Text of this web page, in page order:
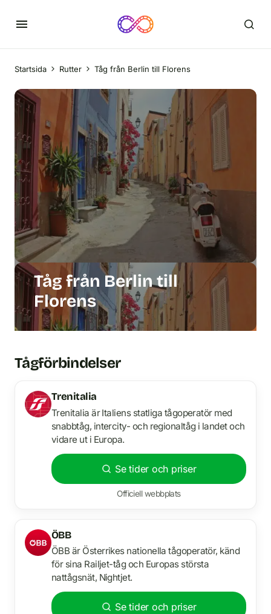
Startsida Rutter Tåg från Berlin till Florens
Tåg från Berlin till
Florens
Tågförbindelser
Trenitalia
Trenitalia är Italiens statliga tågoperatör med
snabbtåg, intercity- och regionaltåg i landet och
vidare ut i Europa.
Se tider och priser
Officiell webbplats
ÖBB
ÖBB är Österrikes nationella tågoperatör, känd
för sina Railjet-tåg och Europas största
nattågsnät, Nightjet.
Se tider och priser